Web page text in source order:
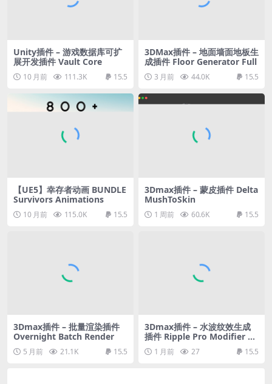
Unity插件 – 游戏数据库可扩
展开发插件 Vault Core
10 月前 111.3K 15.5
3DMax插件 – 地面墙面地板生
成插件 Floor Generator Full
3 月前 44.0K 15.5
【UE5】幸存者动画 BUNDLE
Survivors Animations
10 月前 115.0K 15.5
3Dmax插件 – 蒙皮插件 Delta
MushToSkin
1 周前 60.6K 15.5
3Dmax插件 – 批量渲染插件
Overnight Batch Render
5 月前 21.1K 15.5
3Dmax插件 – 水波纹效生成
插件 Ripple Pro Modifier –
3ds Max
1 月前 27 15.5